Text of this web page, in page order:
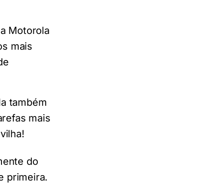
Motorola
mais
também
mais
do
primeira.